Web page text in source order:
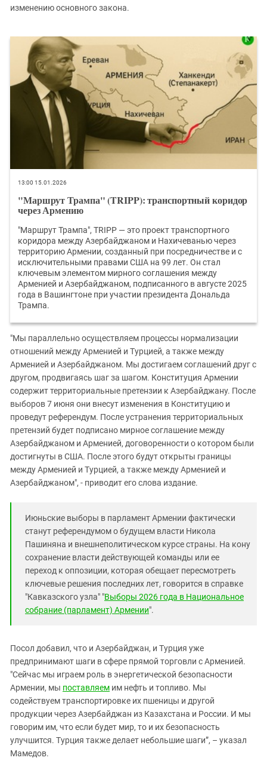
изменению основного закона.
13:00 15.01.2026
"Маршрут Трампа" (TRIPP): транспортный коридор
через Армению
"Маршрут Трампа", TRIPP — это проект транспортного
коридора между Азербайджаном и Нахичеванью через
территорию Армении, созданный при посредничестве и с
исключительными правами США на 99 лет. Он стал
ключевым элементом мирного соглашения между
Арменией и Азербайджаном, подписанного в августе 2025
года в Вашингтоне при участии президента Дональда
Трампа.
"Мы параллельно осуществляем процессы нормализации
отношений между Арменией и Турцией, а также между
Арменией и Азербайджаном. Мы достигаем соглашений друг с
другом, продвигаясь шаг за шагом. Конституция Армении
содержит территориальные претензии к Азербайджану. После
выборов 7 июня они внесут изменения в Конституцию и
проведут референдум. После устранения территориальных
претензий будет подписано мирное соглашение между
Азербайджаном и Арменией, договоренности о котором были
достигнуты в США. После этого будут открыты границы
между Арменией и Турцией, а также между Арменией и
Азербайджаном", - приводит его слова издание.
Июньские выборы в парламент Армении фактически
станут референдумом о будущем власти Никола
Пашиняна и внешнеполитическом курсе страны. На кону
сохранение власти действующей команды или ее
переход к оппозиции, которая обещает пересмотреть
ключевые решения последних лет, говорится в справке
"Кавказского узла" "Выборы 2026 года в Национальное
собрание (парламент) Армении".
Посол добавил, что и Азербайджан, и Турция уже
предпринимают шаги в сфере прямой торговли с Арменией.
"Сейчас мы играем роль в энергетической безопасности
Армении, мы поставляем им нефть и топливо. Мы
содействуем транспортировке их пшеницы и другой
продукции через Азербайджан из Казахстана и России. И мы
говорим им, что если будет мир, то и их безопасность
улучшится. Турция также делает небольшие шаги”, – указал
Мамедов.